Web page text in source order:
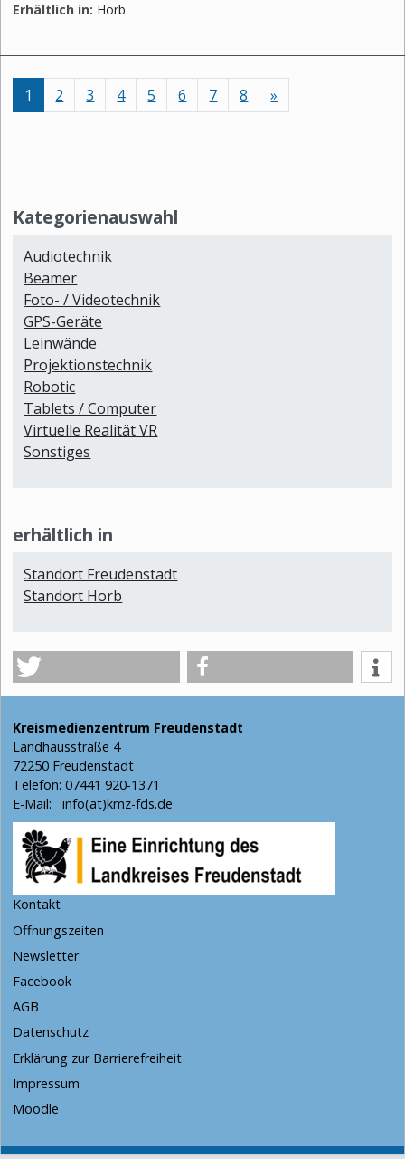
Erhältlich in: Horb
1 2 3 4 5 6 7 8 »
Kategorienauswahl
Audiotechnik
Beamer
Foto- / Videotechnik
GPS-Geräte
Leinwände
Projektionstechnik
Robotic
Tablets / Computer
Virtuelle Realität VR
Sonstiges
erhältlich in
Standort Freudenstadt
Standort Horb
Kreismedienzentrum Freudenstadt
Landhausstraße 4
72250 Freudenstadt
Telefon: 07441 920-1371
E-Mail:
info(at)kmz-fds.de
Kontakt
Öffnungszeiten
Newsletter
Facebook
AGB
Datenschutz
Erklärung zur Barrierefreiheit
Impressum
Moodle